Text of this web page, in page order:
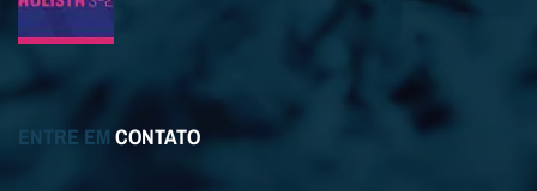
ENTRE EM CONTATO